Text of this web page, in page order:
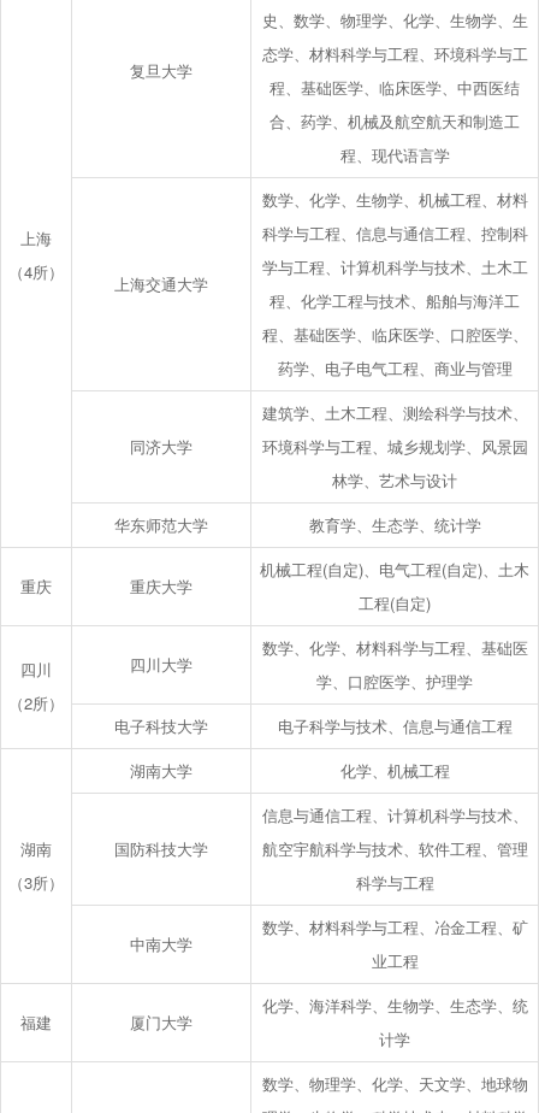
上海
（4所）
复旦大学
史、数学、物理学、化学、生物学、生
态学、材料科学与工程、环境科学与工
程、基础医学、临床医学、中西医结
合、药学、机械及航空航天和制造工
程、现代语言学
上海交通大学
数学、化学、生物学、机械工程、材料
科学与工程、信息与通信工程、控制科
学与工程、计算机科学与技术、土木工
程、化学工程与技术、船舶与海洋工
程、基础医学、临床医学、口腔医学、
药学、电子电气工程、商业与管理
同济大学
建筑学、土木工程、测绘科学与技术、
环境科学与工程、城乡规划学、风景园
林学、艺术与设计
华东师范大学
教育学、生态学、统计学
重庆 重庆大学
机械工程(自定)、电气工程(自定)、土木
工程(自定)
四川
（2所）
四川大学
数学、化学、材料科学与工程、基础医
学、口腔医学、护理学
电子科技大学
电子科学与技术、信息与通信工程
湖南
（3所）
湖南大学 化学、机械工程
国防科技大学
信息与通信工程、计算机科学与技术、
航空宇航科学与技术、软件工程、管理
科学与工程
中南大学
数学、材料科学与工程、冶金工程、矿
业工程
福建 厦门大学
化学、海洋科学、生物学、生态学、统
计学
数学、物理学、化学、天文学、地球物